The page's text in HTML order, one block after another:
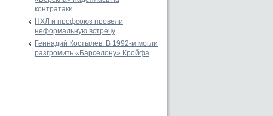
контратаки
НХЛ и профсоюз провели
неформальную встречу
Геннадий Костылев: В 1992-м могли
разгромить «Барселону» Кройфа